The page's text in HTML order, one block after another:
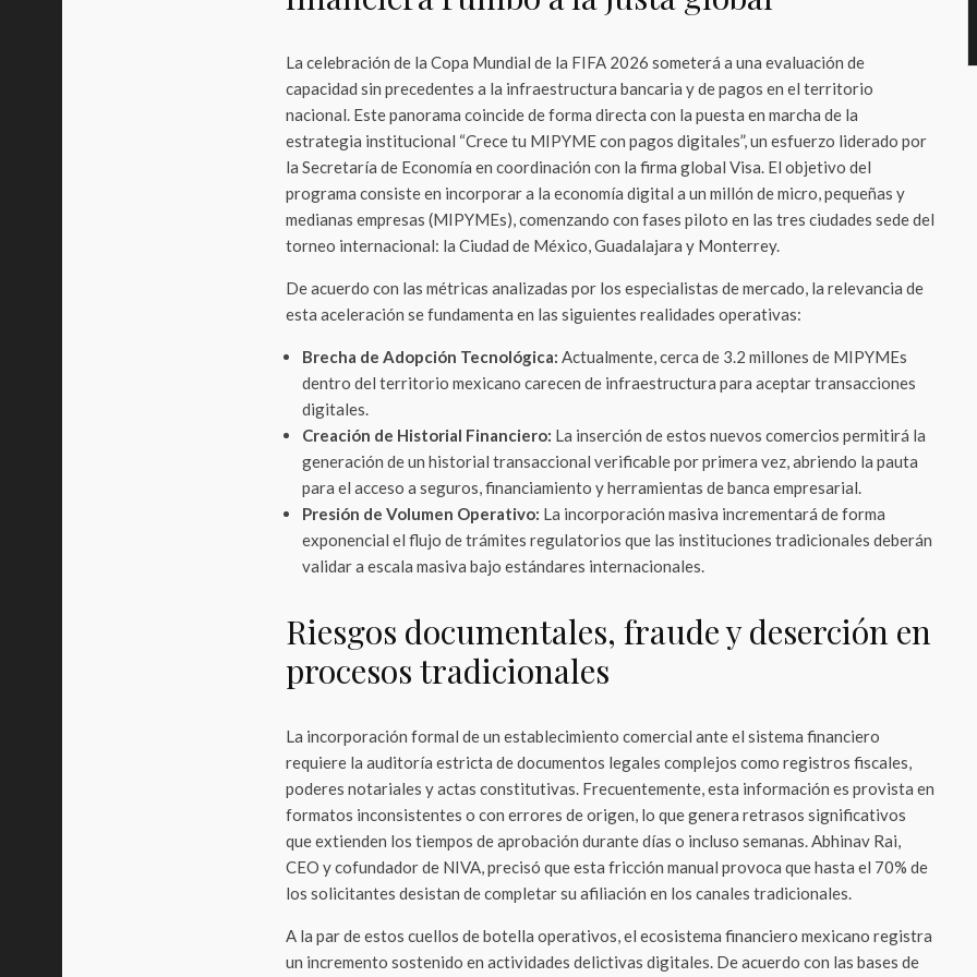
La celebración de la Copa Mundial de la FIFA 2026 someterá a una evaluación de
capacidad sin precedentes a la infraestructura bancaria y de pagos en el territorio
nacional. Este panorama coincide de forma directa con la puesta en marcha de la
estrategia institucional “Crece tu MIPYME con pagos digitales”, un esfuerzo liderado por
la Secretaría de Economía en coordinación con la firma global Visa. El objetivo del
programa consiste en incorporar a la economía digital a un millón de micro, pequeñas y
medianas empresas (MIPYMEs), comenzando con fases piloto en las tres ciudades sede del
torneo internacional: la Ciudad de México, Guadalajara y Monterrey.
De acuerdo con las métricas analizadas por los especialistas de mercado, la relevancia de
esta aceleración se fundamenta en las siguientes realidades operativas:
Brecha de Adopción Tecnológica: Actualmente, cerca de 3.2 millones de MIPYMEs
dentro del territorio mexicano carecen de infraestructura para aceptar transacciones
digitales.
Creación de Historial Financiero: La inserción de estos nuevos comercios permitirá la
generación de un historial transaccional verificable por primera vez, abriendo la pauta
para el acceso a seguros, financiamiento y herramientas de banca empresarial.
Presión de Volumen Operativo: La incorporación masiva incrementará de forma
exponencial el flujo de trámites regulatorios que las instituciones tradicionales deberán
validar a escala masiva bajo estándares internacionales.
Riesgos documentales, fraude y deserción en
procesos tradicionales
La incorporación formal de un establecimiento comercial ante el sistema financiero
requiere la auditoría estricta de documentos legales complejos como registros fiscales,
poderes notariales y actas constitutivas. Frecuentemente, esta información es provista en
formatos inconsistentes o con errores de origen, lo que genera retrasos significativos
que extienden los tiempos de aprobación durante días o incluso semanas. Abhinav Rai,
CEO y cofundador de NIVA, precisó que esta fricción manual provoca que hasta el 70% de
los solicitantes desistan de completar su afiliación en los canales tradicionales.
A la par de estos cuellos de botella operativos, el ecosistema financiero mexicano registra
un incremento sostenido en actividades delictivas digitales. De acuerdo con las bases de